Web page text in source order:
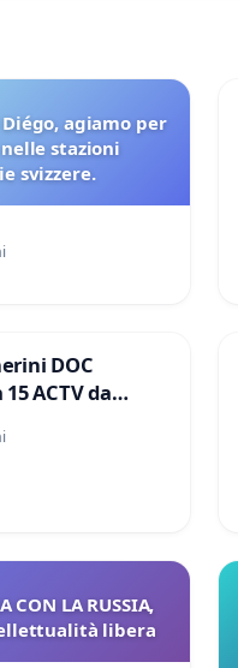
agiamo per
stazioni
svizzere.
DOC
ACTV da
Antonio
Polo tariffa a
CON LA RUSSIA,
libera